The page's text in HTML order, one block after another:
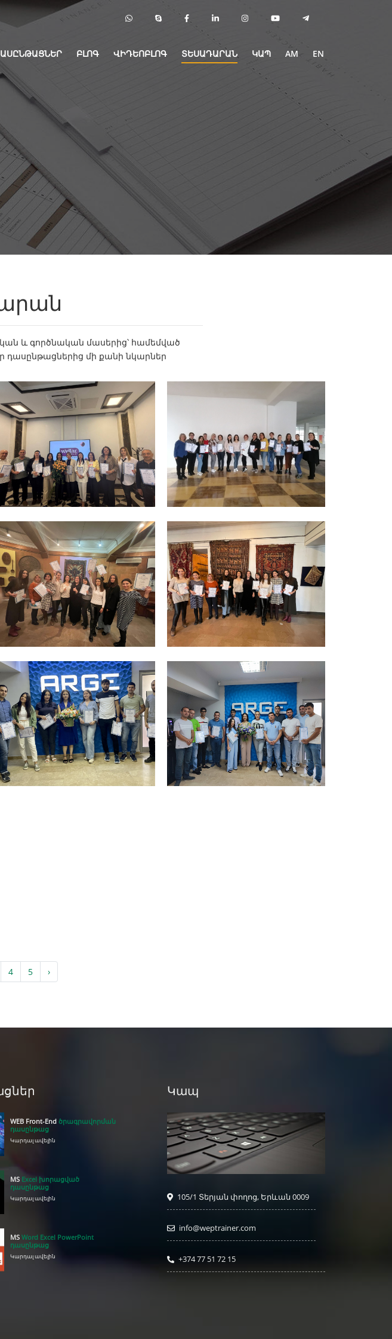
ԲԼՈԳ ՎԻԴԵՈԲԼՈԳ ՏԵՍԱԴԱՐԱՆ ԿԱՊ AM EN
և գործնական մասերից՝ համեմված
դասընթացներից մի քանի նկարներ
4 5 ›
WEB Front-End ծրագրավորման
դասընթաց
Կարդալ ավելին
MS Excel խորացված
դասընթաց
Կարդալ ավելին
MS Word Excel PowerPoint
դասընթաց
Կարդալ ավելին
Կապ
105/1 Տերյան փողոց, Երևան 0009
info@weptrainer.com
+374 77 51 72 15